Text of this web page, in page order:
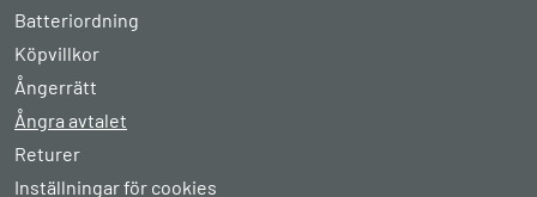
Batteriordning
Köpvillkor
Ångerrätt
Ångra avtalet
Returer
Inställningar för cookies